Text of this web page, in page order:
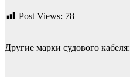
Post Views: 78
Другие марки судового кабеля: